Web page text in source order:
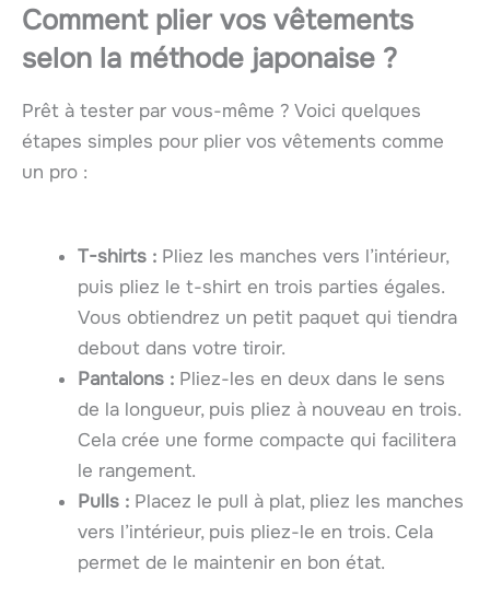
Comment plier vos vêtements
selon la méthode japonaise ?
Prêt à tester par vous-même ? Voici quelques
étapes simples pour plier vos vêtements comme
un pro :
T-shirts : Pliez les manches vers l’intérieur,
puis pliez le t-shirt en trois parties égales.
Vous obtiendrez un petit paquet qui tiendra
debout dans votre tiroir.
Pantalons : Pliez-les en deux dans le sens
de la longueur, puis pliez à nouveau en trois.
Cela crée une forme compacte qui facilitera
le rangement.
Pulls : Placez le pull à plat, pliez les manches
vers l’intérieur, puis pliez-le en trois. Cela
permet de le maintenir en bon état.